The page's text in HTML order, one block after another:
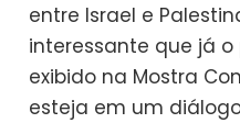
entre Israel e
interessante que já
exibido na Mostra
esteja em um